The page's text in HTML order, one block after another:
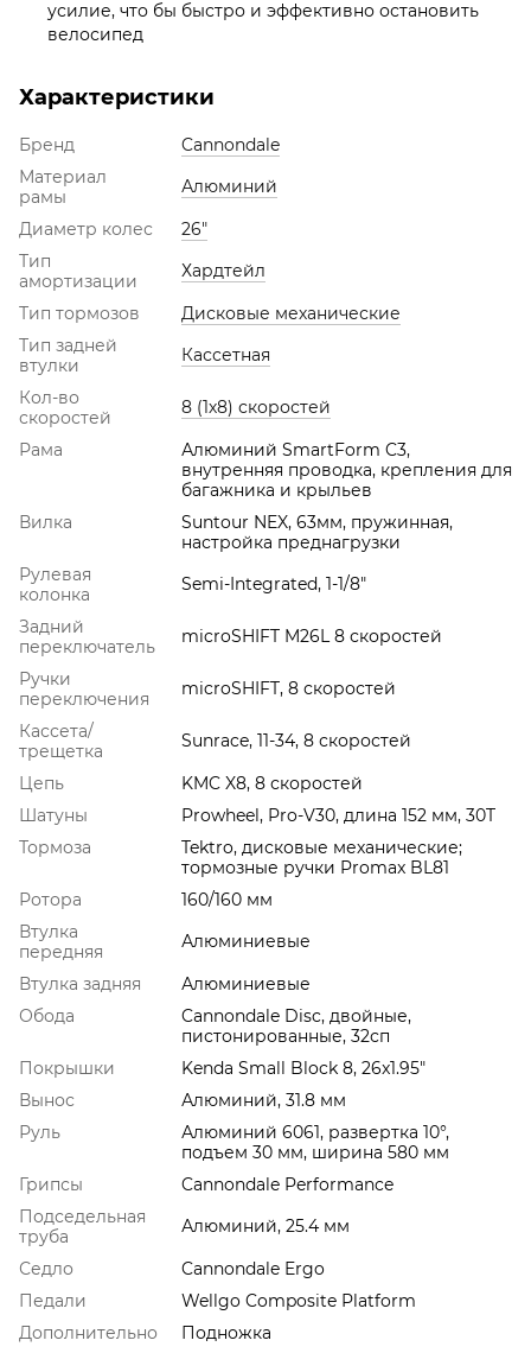
усилие, что бы быстро и эффективно остановить
велосипед
Характеристики
Бренд
Cannondale
Материал
рамы
Алюминий
Диаметр колес
26"
Тип
амортизации
Хардтейл
Тип тормозов
Дисковые механические
Тип задней
втулки
Кассетная
Кол-во
скоростей
8 (1х8) скоростей
Рама
Алюминий SmartForm C3,
внутренняя проводка, крепления для
багажника и крыльев
Вилка
Suntour NEX, 63мм, пружинная,
настройка преднагрузки
Рулевая
колонка
Semi-Integrated, 1-1/8"
Задний
переключатель
microSHIFT M26L 8 скоростей
Ручки
переключения
microSHIFT, 8 скоростей
Кассета/
трещетка
Sunrace, 11-34, 8 скоростей
Цепь
KMC X8, 8 скоростей
Шатуны
Prowheel, Pro-V30, длина 152 мм, 30T
Тормоза
Tektro, дисковые механические;
тормозные ручки Promax BL81
Ротора
160/160 мм
Втулка
передняя
Алюминиевые
Втулка задняя
Алюминиевые
Обода
Cannondale Disc, двойные,
пистонированные, 32сп
Покрышки
Kenda Small Block 8, 26x1.95"
Вынос
Алюминий, 31.8 мм
Руль
Алюминий 6061, развертка 10°,
подъем 30 мм, ширина 580 мм
Грипсы
Cannondale Performance
Подседельная
труба
Алюминий, 25.4 мм
Седло
Cannondale Ergo
Педали
Wellgo Composite Platform
Дополнительно
Подножка